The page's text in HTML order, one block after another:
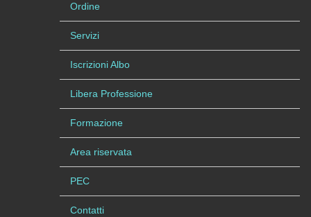
Ordine
Servizi
Iscrizioni Albo
Libera Professione
Formazione
Area riservata
PEC
Contatti